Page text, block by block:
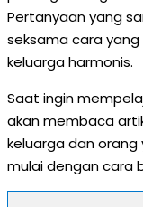
Pertanyaan yang
seksama cara
keluarga harmonis.
Saat ingin
akan membaca
keluarga dan orang
mulai dengan cara